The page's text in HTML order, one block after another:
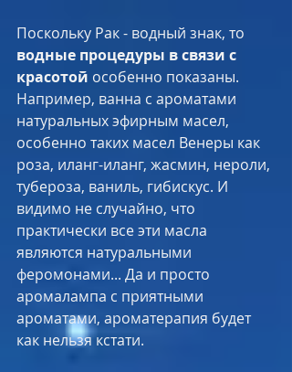
Поскольку Рак - водный знак, то
водные процедуры в связи с
красотой особенно показаны.
Например, ванна с ароматами
натуральных эфирным масел,
особенно таких масел Венеры как
роза, иланг-иланг, жасмин, нероли,
тубероза, ваниль, гибискус. И
видимо не случайно, что
практически все эти масла
являются натуральными
феромонами... Да и просто
аромалампа с приятными
ароматами, ароматерапия будет
как нельзя кстати.